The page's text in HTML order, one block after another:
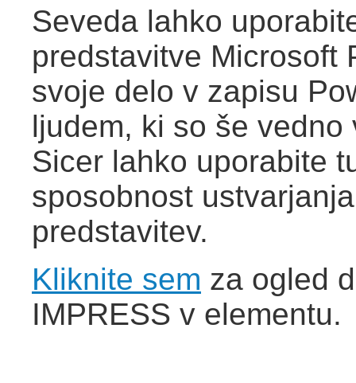
Seveda lahko
predstavitve Microsoft
svoje delo v zapisu
ljudem, ki so še
Sicer lahko uporabite
sposobnost
predstavitev.
Kliknite sem za ogled
IMPRESS v elementu.